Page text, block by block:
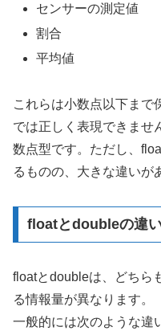
センサーの測定値
割合
平均値
これらは小数点以下まで
では正しく表現できませ
数点型です。ただし、
るものの、大きな違いが
floatとdoubleの違
floatとdoubleは、どちら
る情報量が異なります。
一般的には次のような違